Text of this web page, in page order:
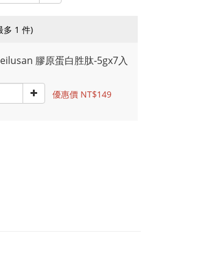
多 1 件)
膠原蛋白胜肽-5gx7入
優惠價 NT$149